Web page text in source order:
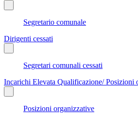
Segretario comunale
Dirigenti cessati
Segretari comunali cessati
Incarichi Elevata Qualificazione/ Posizioni
Posizioni organizzative